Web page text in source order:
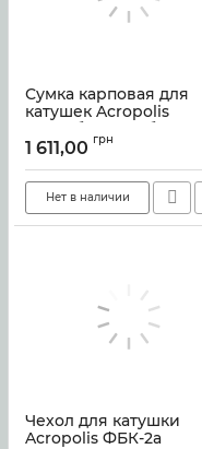
Сумка карповая для
катушек Acropolis
РСК-1(без коробок)
Артикул: 27244
1 611,00 грн
Нет в наличии
Чехол для катушки
Acropolis ФБК-2а